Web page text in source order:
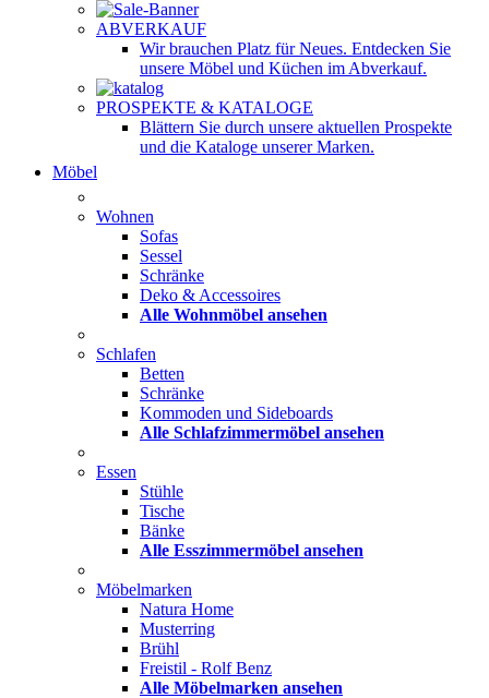
ABVERKAUF
Wir brauchen Platz für Neues. Entdecken Sie
unsere Möbel und Küchen im Abverkauf.
PROSPEKTE & KATALOGE
Blättern Sie durch unsere aktuellen Prospekte
und die Kataloge unserer Marken.
Möbel
Wohnen
Sofas
Sessel
Schränke
Deko & Accessoires
Alle Wohnmöbel ansehen
Schlafen
Betten
Schränke
Kommoden und Sideboards
Alle Schlafzimmermöbel ansehen
Essen
Stühle
Tische
Bänke
Alle Esszimmermöbel ansehen
Möbelmarken
Natura Home
Musterring
Brühl
Freistil - Rolf Benz
Alle Möbelmarken ansehen